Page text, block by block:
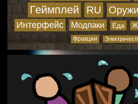
Геймплей
RU
Интерфейс Модпаки Еда
Фракции